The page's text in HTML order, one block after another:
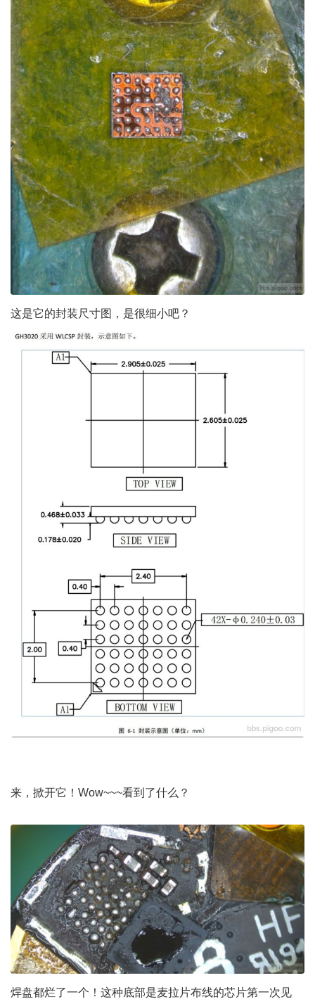
这是它的封装尺寸图，是很细小吧？
来，掀开它！Wow~~~看到了什么？
焊盘都烂了一个！这种底部是麦拉片布线的芯片第一次见